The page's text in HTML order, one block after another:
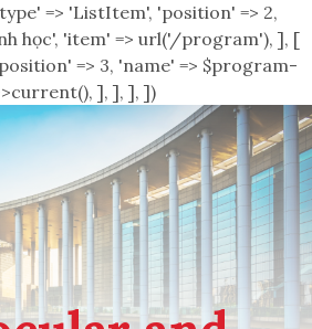
=> 'ListItem', 'position' => 2,
học', 'item' => url('/program'), ], [
=> 3, 'name' => $program-
], ], ], ])